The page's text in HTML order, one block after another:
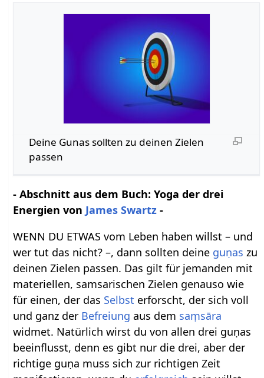
Deine Gunas sollten zu deinen Zielen
passen
- Abschnitt aus dem Buch: Yoga der drei
Energien von James Swartz -
WENN DU ETWAS vom Leben haben willst – und
wer tut das nicht? –, dann sollten deine guṇas zu
deinen Zielen passen. Das gilt für jemanden mit
materiellen, samsarischen Zielen genauso wie
für einen, der das Selbst erforscht, der sich voll
und ganz der Befreiung aus dem saṃsāra
widmet. Natürlich wirst du von allen drei guṇas
beeinflusst, denn es gibt nur die drei, aber der
richtige guṇa muss sich zur richtigen Zeit